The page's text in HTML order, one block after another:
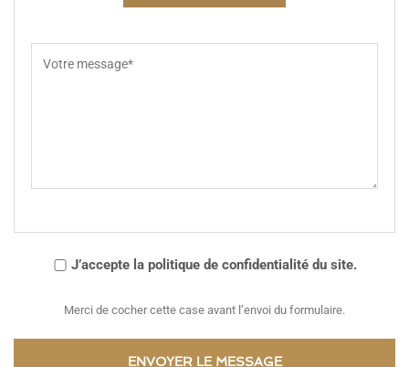
J’accepte la politique de confidentialité du site.
Merci de cocher cette case avant l’envoi du formulaire.